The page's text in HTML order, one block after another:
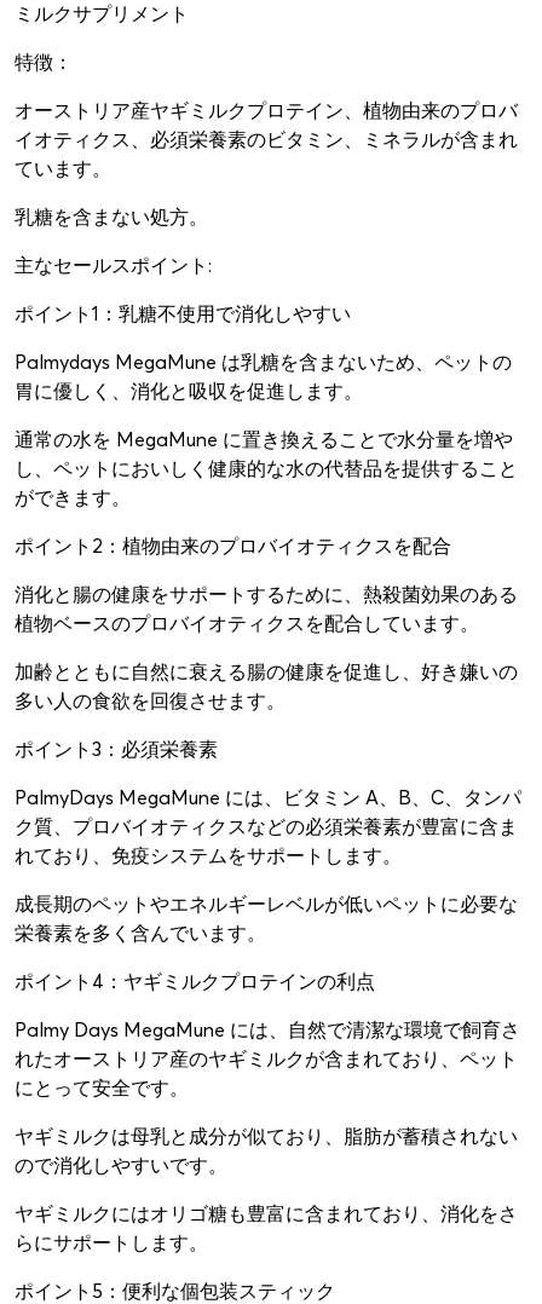
ミルクサプリメント
特徴：
オーストリア産ヤギミルクプロテイン、植物由来のプロバ
イオティクス、必須栄養素のビタミン、ミネラルが含まれ
ています。
乳糖を含まない処方。
主なセールスポイント:
ポイント1：乳糖不使用で消化しやすい
Palmydays MegaMune は乳糖を含まないため、ペットの
胃に優しく、消化と吸収を促進します。
通常の水を MegaMune に置き換えることで水分量を増や
し、ペットにおいしく健康的な水の代替品を提供すること
ができます。
ポイント2：植物由来のプロバイオティクスを配合
消化と腸の健康をサポートするために、熱殺菌効果のある
植物ベースのプロバイオティクスを配合しています。
加齢とともに自然に衰える腸の健康を促進し、好き嫌いの
多い人の食欲を回復させます。
ポイント3：必須栄養素
PalmyDays MegaMune には、ビタミン A、B、C、タンパ
ク質、プロバイオティクスなどの必須栄養素が豊富に含ま
れており、免疫システムをサポートします。
成長期のペットやエネルギーレベルが低いペットに必要な
栄養素を多く含んでいます。
ポイント4：ヤギミルクプロテインの利点
Palmy Days MegaMune には、自然で清潔な環境で飼育さ
れたオーストリア産のヤギミルクが含まれており、ペット
にとって安全です。
ヤギミルクは母乳と成分が似ており、脂肪が蓄積されない
ので消化しやすいです。
ヤギミルクにはオリゴ糖も豊富に含まれており、消化をさ
らにサポートします。
ポイント5：便利な個包装スティック